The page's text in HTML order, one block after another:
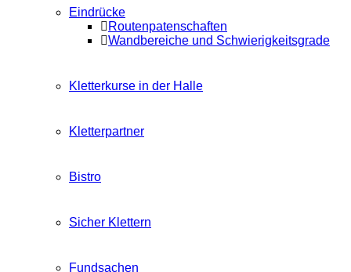
Eindrücke
Routenpatenschaften
Wandbereiche und Schwierigkeitsgrade
Kletterkurse in der Halle
Kletterpartner
Bistro
Sicher Klettern
Fundsachen